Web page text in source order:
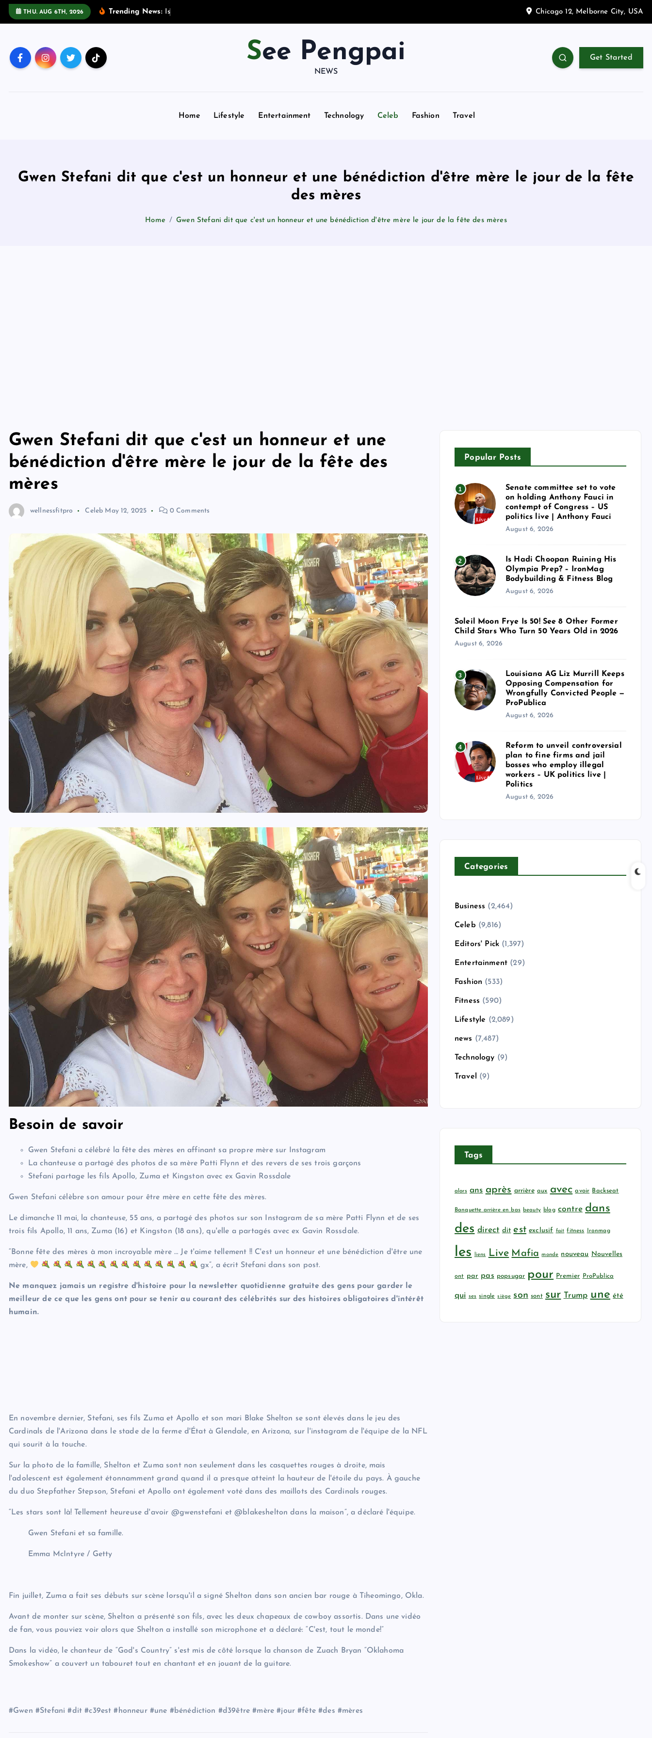
THU. AUG 6TH, 2026 Trending News: Is Chicago 12, Melborne City, USA
See Pengpai
NEWS
Get Started
Home Lifestyle Entertainment Technology Celeb Fashion Travel
Gwen Stefani dit que c'est un honneur et une bénédiction d'être mère le jour de la fête
des mères
Home Gwen Stefani dit que c'est un honneur et une bénédiction d'être mère le jour de la fête des mères
Gwen Stefani dit que c'est un honneur et une
bénédiction d'être mère le jour de la fête des
mères
wellnessfitpro Celeb May 12, 2025 0 Comments
Besoin de savoir
Gwen Stefani a célébré la fête des mères en affinant sa propre mère sur Instagram
La chanteuse a partagé des photos de sa mère Patti Flynn et des revers de ses trois garçons
Stefani partage les fils Apollo, Zuma et Kingston avec ex Gavin Rossdale
Gwen Stefani célèbre son amour pour être mère en cette fête des mères.
Le dimanche 11 mai, la chanteuse, 55 ans, a partagé des photos sur son Instagram de sa mère Patti Flynn et de ses
trois fils Apollo, 11 ans, Zuma (16) et Kingston (18 ans), qu'elle a partagés avec ex Gavin Rossdale.
“Bonne fête des mères à mon incroyable mère … Je t'aime tellement !! C'est un honneur et une bénédiction d'être une
mère,
gx”, a écrit Stefani dans son post.
Ne manquez jamais un registre d'histoire pour la newsletter quotidienne gratuite des gens pour garder le
meilleur de ce que les gens ont pour se tenir au courant des célébrités sur des histoires obligatoires d'intérêt
humain.
En novembre dernier, Stefani, ses fils Zuma et Apollo et son mari Blake Shelton se sont élevés dans le jeu des
Cardinals de l'Arizona dans le stade de la ferme d'État à Glendale, en Arizona, sur l'instagram de l'équipe de la NFL
qui sourit à la touche.
Sur la photo de la famille, Shelton et Zuma sont non seulement dans les casquettes rouges à droite, mais
l'adolescent est également étonnamment grand quand il a presque atteint la hauteur de l'étoile du pays. À gauche
du duo Stepfather Stepson, Stefani et Apollo ont également voté dans des maillots des Cardinals rouges.
“Les stars sont là! Tellement heureuse d'avoir @gwenstefani et @blakeshelton dans la maison”, a déclaré l'équipe.
Gwen Stefani et sa famille.
Emma McIntyre / Getty
Fin juillet, Zuma a fait ses débuts sur scène lorsqu'il a signé Shelton dans son ancien bar rouge à Tiheomingo, Okla.
Avant de monter sur scène, Shelton a présenté son fils, avec les deux chapeaux de cowboy assortis. Dans une vidéo
de fan, vous pouviez voir alors que Shelton a installé son microphone et a déclaré: “C'est, tout le monde!”
Dans la vidéo, le chanteur de “God's Country” s'est mis de côté lorsque la chanson de Zuach Bryan “Oklahoma
Smokeshow” a couvert un tabouret tout en chantant et en jouant de la guitare.
#Gwen #Stefani #dit #c39est #honneur #une #bénédiction #d39être #mère #jour #fête #des #mères
Popular Posts
1
Senate committee set to vote
on holding Anthony Fauci in
contempt of Congress – US
politics live | Anthony Fauci
August 6, 2026
2
Is Hadi Choopan Ruining His
Olympia Prep? – IronMag
Bodybuilding & Fitness Blog
August 6, 2026
Soleil Moon Frye Is 50! See 8 Other Former
Child Stars Who Turn 50 Years Old in 2026
August 6, 2026
3
Louisiana AG Liz Murrill Keeps
Opposing Compensation for
Wrongfully Convicted People —
ProPublica
August 6, 2026
4
Reform to unveil controversial
plan to fine firms and jail
bosses who employ illegal
workers – UK politics live |
Politics
August 6, 2026
Categories
Business (2,464)
Celeb (9,816)
Editors' Pick (1,397)
Entertainment (29)
Fashion (533)
Fitness (590)
Lifestyle (2,089)
news (7,487)
Technology (9)
Travel (9)
Tags
alors ans après arrière aux avec avoir Backseat
Banquette arrière en bas beauty blog contre dans
des direct dit est exclusif fait fitness Ironmag
les liens Live Mafia monde nouveau Nouvelles
ont par pas popsugar pour Premier ProPublica
qui ses single siège son sont sur Trump une été